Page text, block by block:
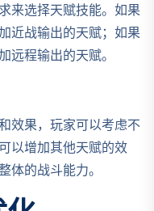
来选择天赋技能。如果
近战输出的天赋；如果
远程输出的天赋。
效果，玩家可以考虑不
以增加其他天赋的效
体的战斗能力。